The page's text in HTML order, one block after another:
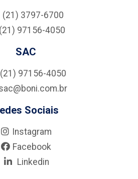
(21) 3797-6700
(21) 97156-4050
SAC
(21) 97156-4050
Sociais
Instagram
Facebook
Linkedin